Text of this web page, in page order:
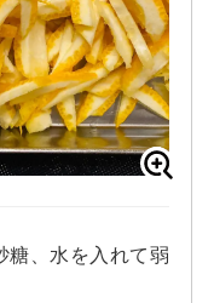
糖、水を入れて弱